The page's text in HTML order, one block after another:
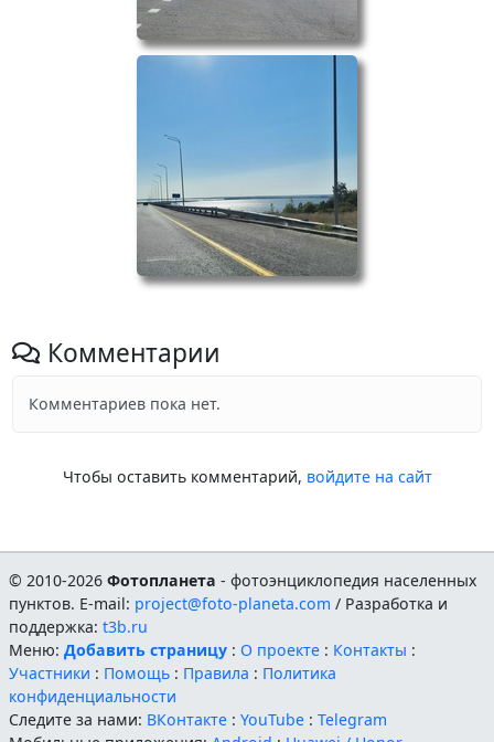
Комментарии
Комментариев пока нет.
Чтобы оставить комментарий, войдите на сайт
© 2010-2026Фотопланета - фотоэнциклопедия населенных
пунктов. E-mail: project@foto-planeta.com / Разработка и
поддержка:t3b.ru
Меню:Добавить страницу : О проекте : Контакты :
Участники : Помощь : Правила : Политика
конфиденциальности
Следите за нами: ВКонтакте :YouTube :Telegram